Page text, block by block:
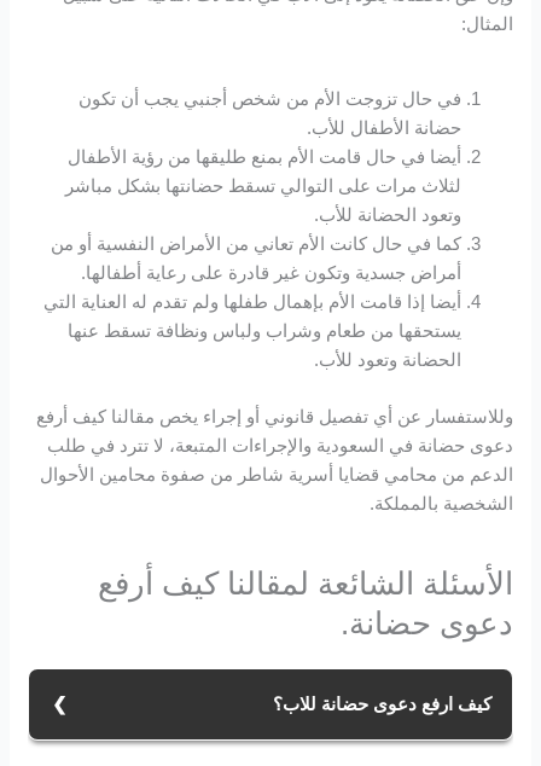
المثال:
في حال تزوجت الأم من شخص أجنبي يجب أن تكون
حضانة الأطفال للأب.
أيضا في حال قامت الأم بمنع طليقها من رؤية الأطفال
لثلاث مرات على التوالي تسقط حضانتها بشكل مباشر
وتعود الحضانة للأب.
كما في حال كانت الأم تعاني من الأمراض النفسية أو من
أمراض جسدية وتكون غير قادرة على رعاية أطفالها.
أيضا إذا قامت الأم بإهمال طفلها ولم تقدم له العناية التي
يستحقها من طعام وشراب ولباس ونظافة تسقط عنها
الحضانة وتعود للأب.
وللاستفسار عن أي تفصيل قانوني أو إجراء يخص مقالنا كيف أرفع
دعوى حضانة في السعودية والإجراءات المتبعة، لا تترد في طلب
الدعم من محامي قضايا أسرية شاطر من صفوة محامين الأحوال
الشخصية بالمملكة.
الأسئلة الشائعة لمقالنا كيف أرفع
دعوى حضانة.
كيف ارفع دعوى حضانة للاب؟